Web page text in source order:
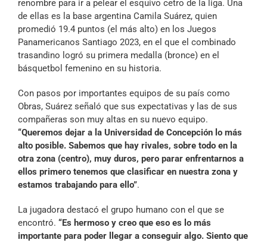
renombre para ir a pelear el esquivo cetro de la liga. Una
de ellas es la base argentina Camila Suárez, quien
promedió 19.4 puntos (el más alto) en los Juegos
Panamericanos Santiago 2023, en el que el combinado
trasandino logró su primera medalla (bronce) en el
básquetbol femenino en su historia.
Con pasos por importantes equipos de su país como
Obras, Suárez señaló que sus expectativas y las de sus
compañeras son muy altas en su nuevo equipo.
“Queremos dejar a la Universidad de Concepción lo más
alto posible. Sabemos que hay rivales, sobre todo en la
otra zona (centro), muy duros, pero parar enfrentarnos a
ellos primero tenemos que clasificar en nuestra zona y
estamos trabajando para ello”.
La jugadora destacó el grupo humano con el que se
encontró. “Es hermoso y creo que eso es lo más
importante para poder llegar a conseguir algo. Siento que